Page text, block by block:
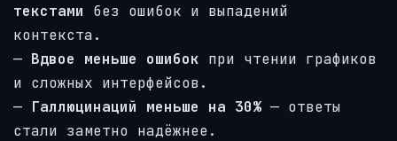
текстами без ошибок и выпадений
контекста.
— Вдвое меньше ошибок при чтении графиков
и сложных интерфейсов.
— Галлюцинаций меньше на 30% — ответы
стали заметно надёжнее.